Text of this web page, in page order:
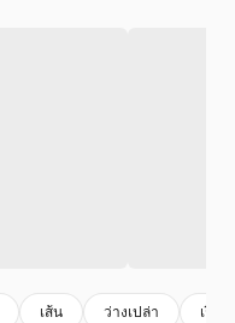
เส้น ว่างเปล่า เรียบ